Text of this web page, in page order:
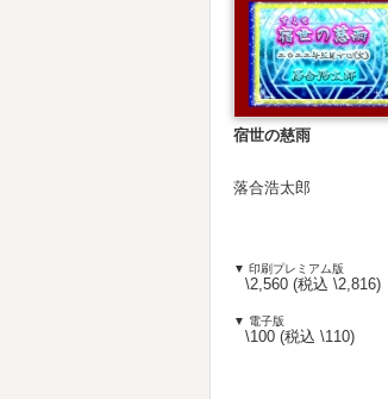
宿世の慈雨
落合浩太郎
▼ 印刷プレミアム版
\2,560 (税込 \2,816)
▼ 電子版
\100 (税込 \110)